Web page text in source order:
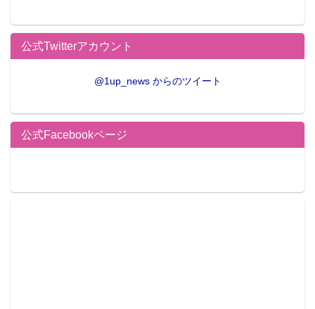
公式Twitterアカウント
@1up_news からのツイート
公式Facebookページ